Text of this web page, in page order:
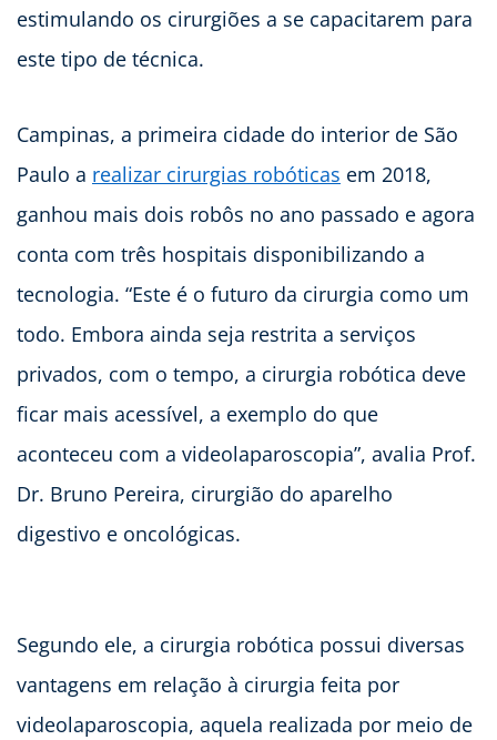
estimulando os cirurgiões a se capacitarem para
este tipo de técnica.
Campinas, a primeira cidade do interior de São
Paulo a realizar cirurgias robóticas em 2018,
ganhou mais dois robôs no ano passado e agora
conta com três hospitais disponibilizando a
tecnologia. “Este é o futuro da cirurgia como um
todo. Embora ainda seja restrita a serviços
privados, com o tempo, a cirurgia robótica deve
ficar mais acessível, a exemplo do que
aconteceu com a videolaparoscopia”, avalia Prof.
Dr. Bruno Pereira, cirurgião do aparelho
digestivo e oncológicas.
Segundo ele, a cirurgia robótica possui diversas
vantagens em relação à cirurgia feita por
videolaparoscopia, aquela realizada por meio de